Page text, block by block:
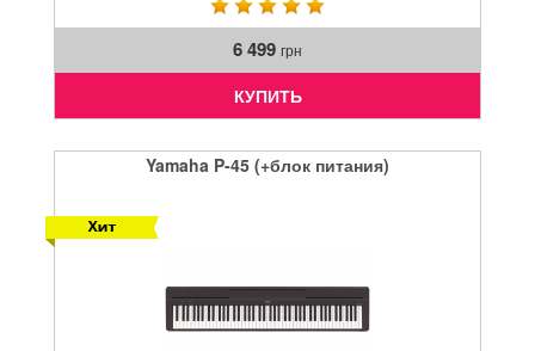
6 499 грн
КУПИТЬ
Yamaha P-45 (+блок питания)